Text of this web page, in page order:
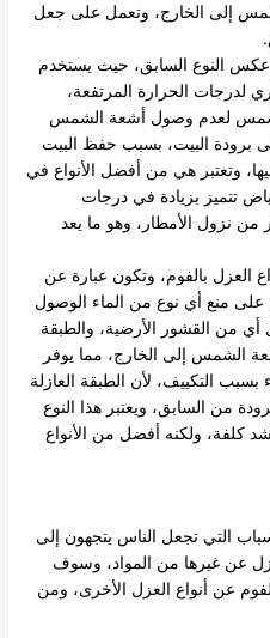
إلى الخارج، وتعمل على جعل
النوع السابق، حيث يستخدم
لدرجات الحرارة المرتفعة،
لعدم وصول أشعة الشمس
برودة البيت، بسبب حفظ البيت
وتعتبر هي من أفضل الأنواع في
تتميز بزيادة في درجات
من نزول الأمطار، وهو ما يعد
بالفوم، وتكون عبارة عن
على منع أي نوع من الماء الوصول
أي من القشور الأرضية، والطبقة
الشمس إلى الخارج، مما يوفر
بسبب التكييف، لأن الطبقة العازلة
من السابق، ويعتبر هذا النوع
كلفة، ولكنه أفضل من الأنواع
التي تجعل الناس يتجهون إلى
عن غيرها من المواد، وسوف
عن أنواع العزل الأخرى، ومن